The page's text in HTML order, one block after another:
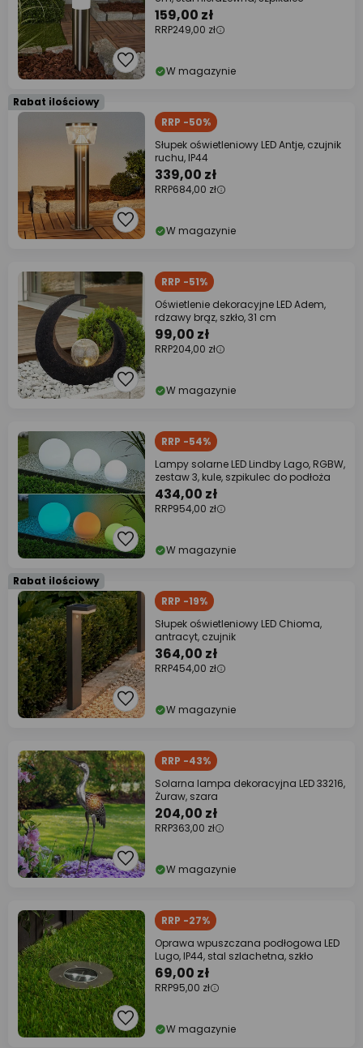
159,00 zł
RRP249,00 zł
W magazynie
Rabat ilościowy
RRP -50%
Słupek oświetleniowy LED Antje, czujnik
ruchu, IP44
339,00 zł
RRP684,00 zł
W magazynie
RRP -51%
Oświetlenie dekoracyjne LED Adem,
rdzawy brąz, szkło, 31 cm
99,00 zł
RRP204,00 zł
W magazynie
RRP -54%
Lampy solarne LED Lindby Lago, RGBW,
zestaw 3, kule, szpikulec do podłoża
434,00 zł
RRP954,00 zł
W magazynie
Rabat ilościowy
RRP -19%
Słupek oświetleniowy LED Chioma,
antracyt, czujnik
364,00 zł
RRP454,00 zł
W magazynie
RRP -43%
Solarna lampa dekoracyjna LED 33216,
Żuraw, szara
204,00 zł
RRP363,00 zł
W magazynie
RRP -27%
Oprawa wpuszczana podłogowa LED
Lugo, IP44, stal szlachetna, szkło
69,00 zł
RRP95,00 zł
W magazynie